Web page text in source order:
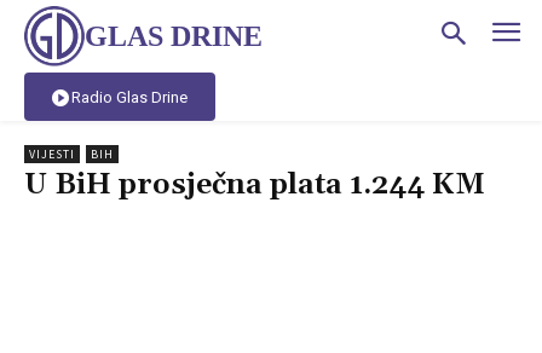
GLAS DRINE
Radio Glas Drine
VIJESTI BIH
U BiH prosječna plata 1.244 KM